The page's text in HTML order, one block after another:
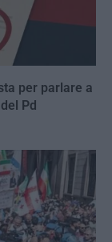
per parlare a
Pd